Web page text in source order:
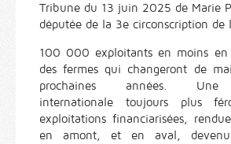
Tribune du 13 juin 2025 de Marie
députée de la 3e circonscription de
100 000 exploitants en moins
des fermes qui changeront de
prochaines années. Une
internationale toujours plus
exploitations financiarisées,
en amont, et en aval,